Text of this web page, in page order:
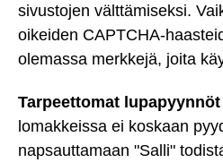
sivustojen välttämiseksi.
oikeiden CAPTCHA-
olemassa merkkejä, joita
Tarpeettomat lupapyynnöt
lomakkeissa ei koskaan
napsauttamaan "Salli"